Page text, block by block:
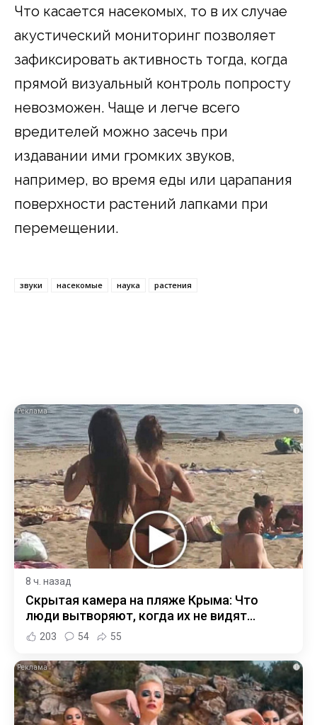
Что касается насекомых, то в их случае
акустический мониторинг позволяет
зафиксировать активность тогда, когда
прямой визуальный контроль попросту
невозможен. Чаще и легче всего
вредителей можно засечь при
издавании ими громких звуков,
например, во время еды или царапания
поверхности растений лапками при
перемещении.
звуки насекомые наука растения
i
8 ч. назад
Скрытая камера на пляже Крыма: Что
люди вытворяют, когда их не видят...
203 54 55
i